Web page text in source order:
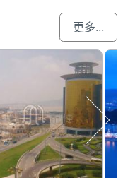
更多...